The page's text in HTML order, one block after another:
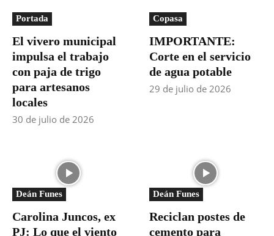
Portada
El vivero municipal
impulsa el trabajo
con paja de trigo
para artesanos
locales
30 de julio de 2026
Copasa
IMPORTANTE:
Corte en el servicio
de agua potable
29 de julio de 2026
Deán Funes
Carolina Juncos, ex
PJ: Lo que el viento
Deán Funes
Reciclan postes de
cemento para